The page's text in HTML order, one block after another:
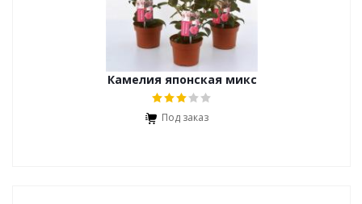
Камелия японская микс
Под заказ